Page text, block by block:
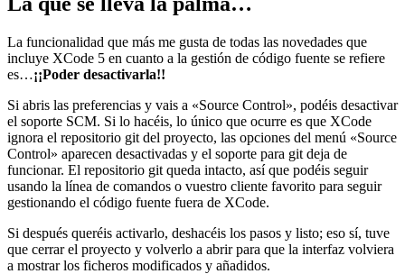
La funcionalidad que más me gusta de todas las novedades que
incluye XCode 5 en cuanto a la gestión de código fuente se refiere
es…¡¡Poder desactivarla!!
Si abris las preferencias y vais a «Source Control», podéis desactivar
el soporte SCM. Si lo hacéis, lo único que ocurre es que XCode
ignora el repositorio git del proyecto, las opciones del menú «Source
Control» aparecen desactivadas y el soporte para git deja de
funcionar. El repositorio git queda intacto, así que podéis seguir
usando la línea de comandos o vuestro cliente favorito para seguir
gestionando el código fuente fuera de XCode.
Si después queréis activarlo, deshacéis los pasos y listo; eso sí, tuve
que cerrar el proyecto y volverlo a abrir para que la interfaz volviera
a mostrar los ficheros modificados y añadidos.